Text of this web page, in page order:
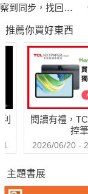
己想買的物品，
當數位典範轉移
身處於資訊通膨
才能收集到自己
專業教師群，攜
察到同步，找回教
推薦你買好東西
閱讀有禮，
控筆
2026/06/20 -
主題書展